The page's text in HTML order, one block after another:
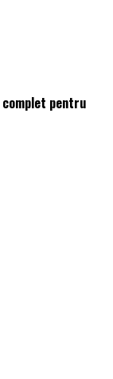
pentru